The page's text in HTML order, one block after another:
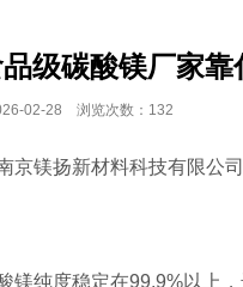
级碳酸镁厂家靠
02-28 浏览次数：132
镁扬新材料科技有限公
纯度稳定在99.9%以上